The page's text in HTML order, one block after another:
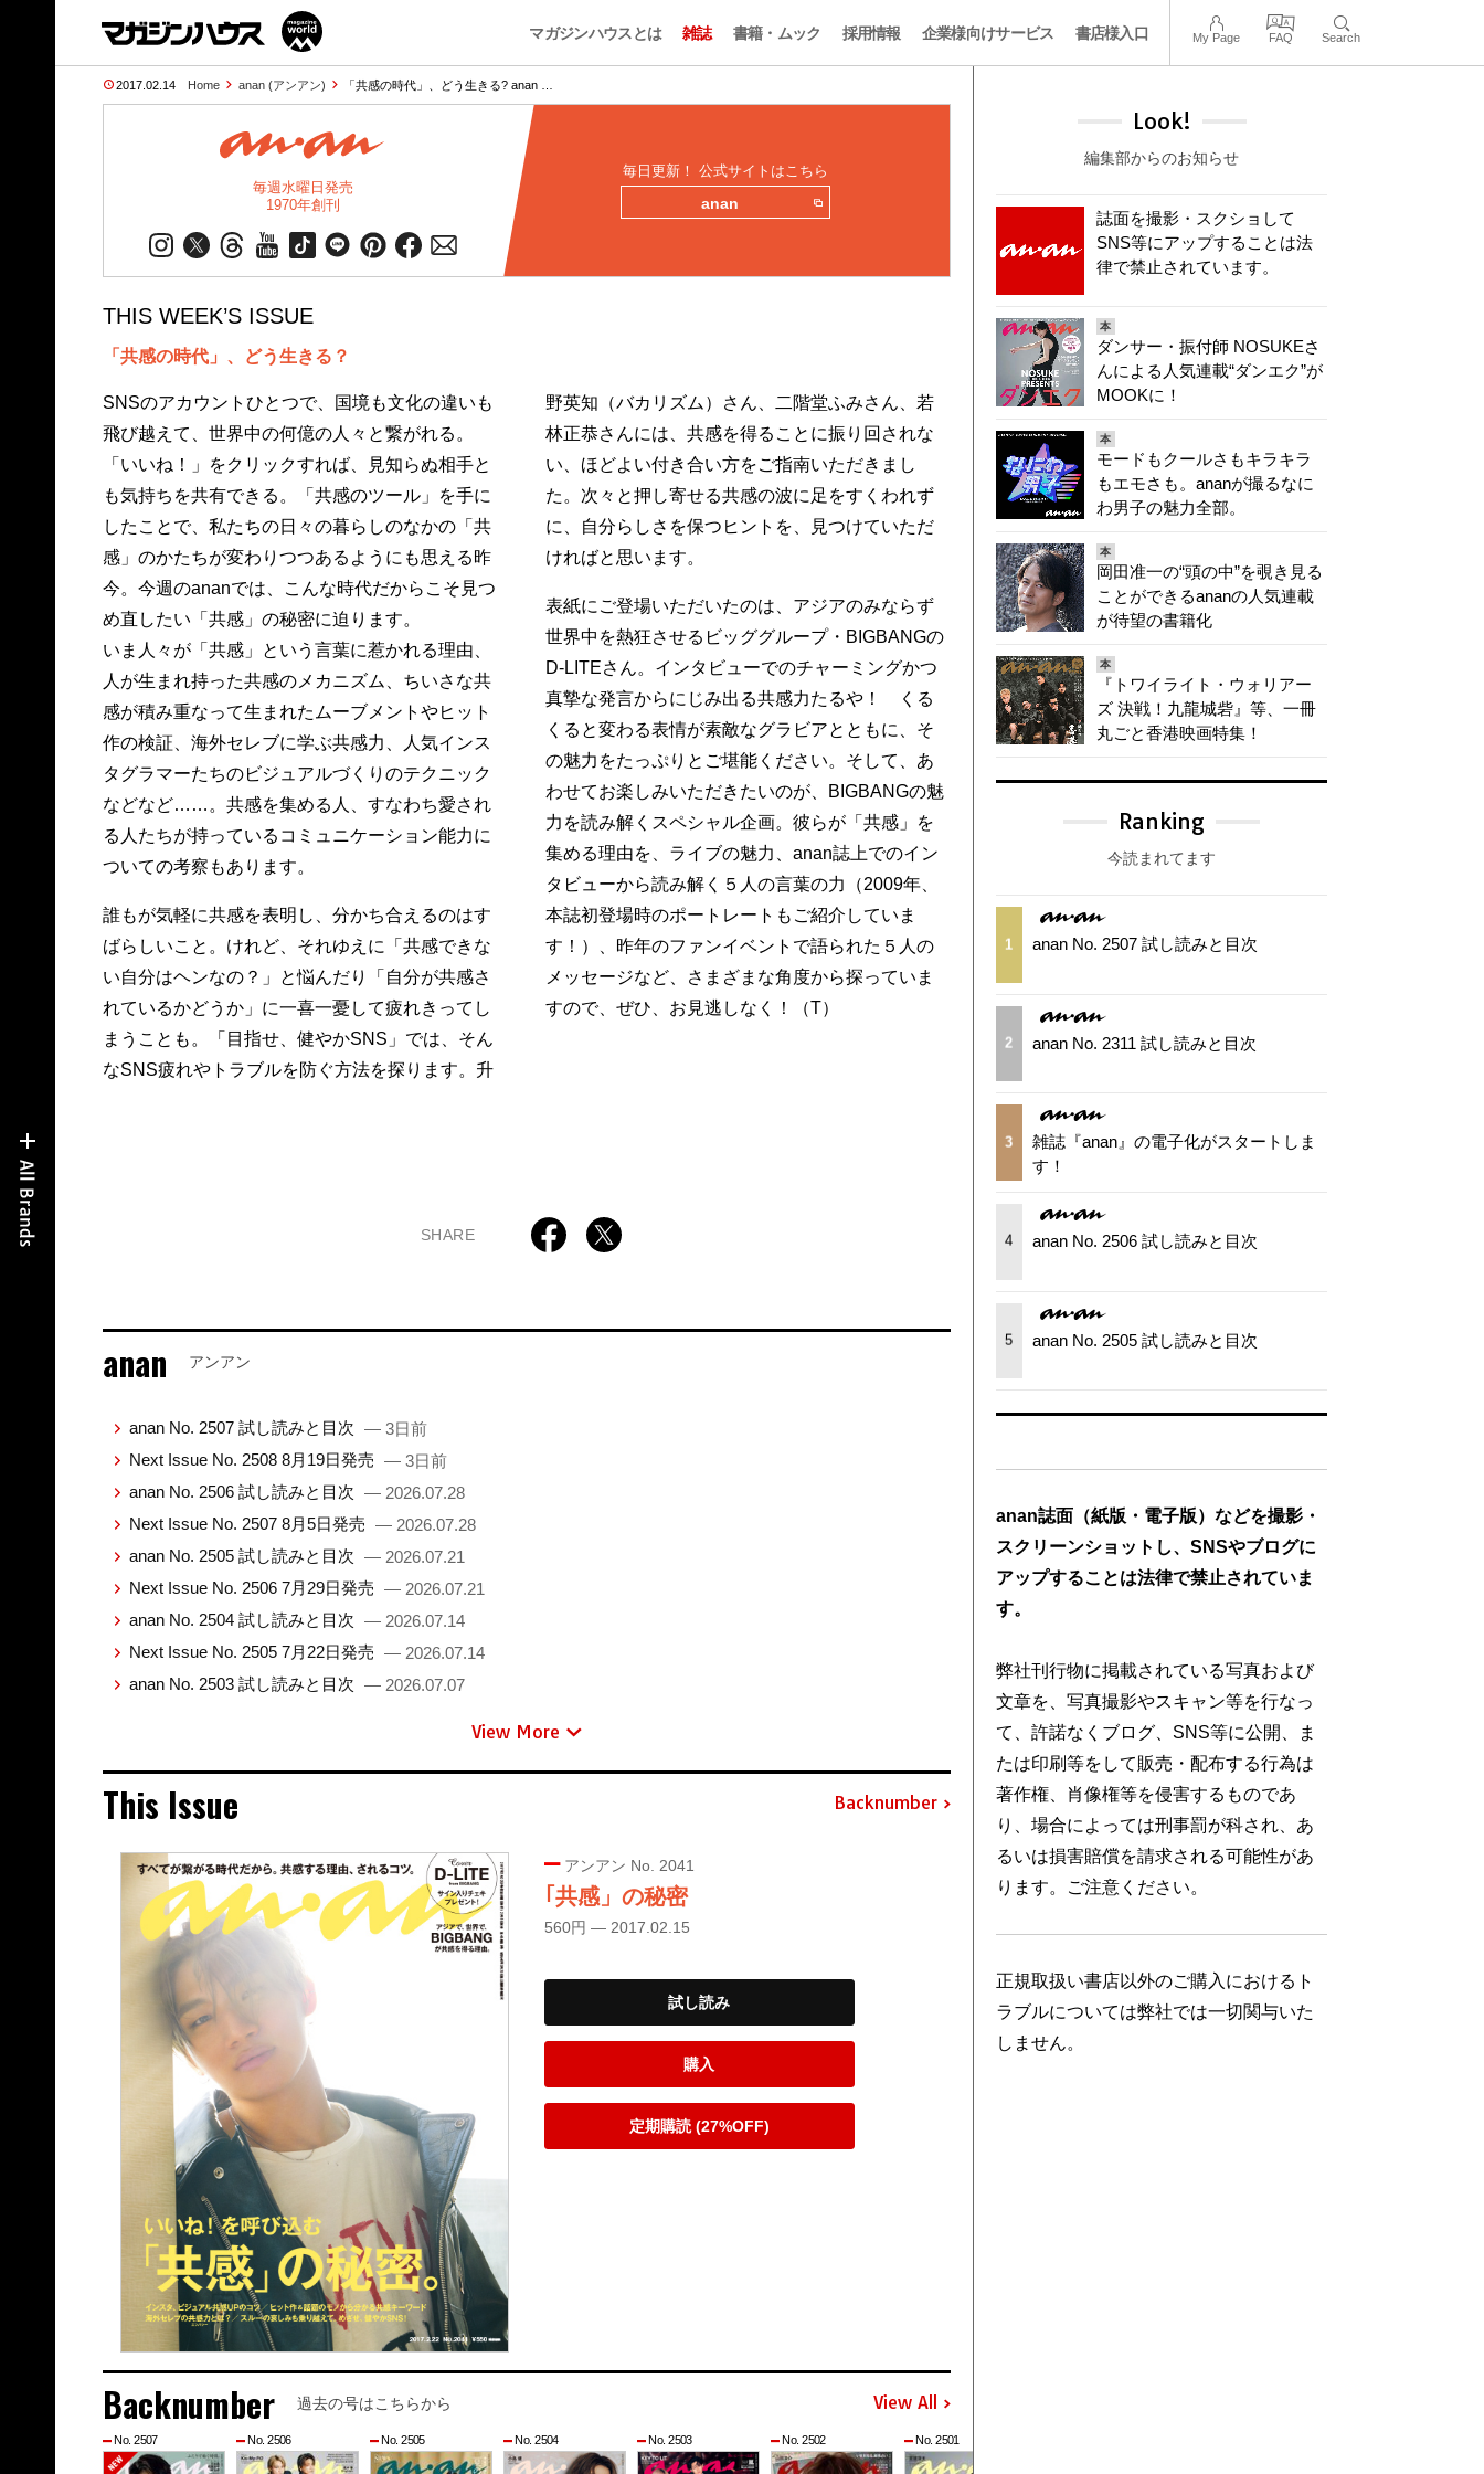
マガジンハウスとは 雑誌 書籍・ムック 採用情報 企業様向けサービス 書店様入口 My Page FAQ Search
2017.02.14 Home anan (アンアン) 「共感の時代」、どう生きる? anan …
毎週水曜日発売
1970年創刊
毎日更新！ 公式サイトはこちら
anan
THIS WEEK’S ISSUE
「共感の時代」、どう生きる？
SNSのアカウントひとつで、国境も文化の違いも
飛び越えて、世界中の何億の人々と繋がれる。
「いいね！」をクリックすれば、見知らぬ相手と
も気持ちを共有できる。「共感のツール」を手に
したことで、私たちの日々の暮らしのなかの「共
感」のかたちが変わりつつあるようにも思える昨
今。今週のananでは、こんな時代だからこそ見つ
め直したい「共感」の秘密に迫ります。
いま人々が「共感」という言葉に惹かれる理由、
人が生まれ持った共感のメカニズム、ちいさな共
感が積み重なって生まれたムーブメントやヒット
作の検証、海外セレブに学ぶ共感力、人気インス
タグラマーたちのビジュアルづくりのテクニック
などなど……。共感を集める人、すなわち愛され
る人たちが持っているコミュニケーション能力に
ついての考察もあります。
誰もが気軽に共感を表明し、分かち合えるのはす
ばらしいこと。けれど、それゆえに「共感できな
い自分はヘンなの？」と悩んだり「自分が共感さ
れているかどうか」に一喜一憂して疲れきってし
まうことも。「目指せ、健やかSNS」では、そん
なSNS疲れやトラブルを防ぐ方法を探ります。升
野英知（バカリズム）さん、二階堂ふみさん、若
林正恭さんには、共感を得ることに振り回されな
い、ほどよい付き合い方をご指南いただきまし
た。次々と押し寄せる共感の波に足をすくわれず
に、自分らしさを保つヒントを、見つけていただ
ければと思います。
表紙にご登場いただいたのは、アジアのみならず
世界中を熱狂させるビッググループ・BIGBANGの
D-LITEさん。インタビューでのチャーミングかつ
真摯な発言からにじみ出る共感力たるや！ くる
くると変わる表情が素敵なグラビアとともに、そ
の魅力をたっぷりとご堪能ください。そして、あ
わせてお楽しみいただきたいのが、BIGBANGの魅
力を読み解くスペシャル企画。彼らが「共感」を
集める理由を、ライブの魅力、anan誌上でのイン
タビューから読み解く５人の言葉の力（2009年、
本誌初登場時のポートレートもご紹介していま
す！）、昨年のファンイベントで語られた５人の
メッセージなど、さまざまな角度から探っていま
すので、ぜひ、お見逃しなく！（T）
SHARE
anan アンアン
anan No. 2507 試し読みと目次 — 3日前
Next Issue No. 2508 8月19日発売 — 3日前
anan No. 2506 試し読みと目次 — 2026.07.28
Next Issue No. 2507 8月5日発売 — 2026.07.28
anan No. 2505 試し読みと目次 — 2026.07.21
Next Issue No. 2506 7月29日発売 — 2026.07.21
anan No. 2504 試し読みと目次 — 2026.07.14
Next Issue No. 2505 7月22日発売 — 2026.07.14
anan No. 2503 試し読みと目次 — 2026.07.07
View More
This Issue Backnumber
アンアン No. 2041
｢共感」の秘密
560円 — 2017.02.15
試し読み
購入
定期購読 (27%OFF)
Backnumber 過去の号はこちらから View All
No. 2507 No. 2506 No. 2505 No. 2504 No. 2503 No. 2502 No. 2501
Look!
編集部からのお知らせ
誌面を撮影・スクショして
SNS等にアップすることは法
律で禁止されています。
本
ダンサー・振付師 NOSUKEさ
んによる人気連載“ダンエク”が
MOOKに！
本
モードもクールさもキラキラ
もエモさも。ananが撮るなに
わ男子の魅力全部。
本
岡田准一の“頭の中”を覗き見る
ことができるananの人気連載
が待望の書籍化
本
『トワイライト・ウォリアー
ズ 決戦！九龍城砦』等、一冊
丸ごと香港映画特集！
Ranking
今読まれてます
1 anan No. 2507 試し読みと目次
2 anan No. 2311 試し読みと目次
3
雑誌『anan』の電子化がスタートしま
す！
4 anan No. 2506 試し読みと目次
5 anan No. 2505 試し読みと目次
anan誌面（紙版・電子版）などを撮影・
スクリーンショットし、SNSやブログに
アップすることは法律で禁止されていま
す。
弊社刊行物に掲載されている写真および
文章を、写真撮影やスキャン等を行なっ
て、許諾なくブログ、SNS等に公開、ま
たは印刷等をして販売・配布する行為は
著作権、肖像権等を侵害するものであ
り、場合によっては刑事罰が科され、あ
るいは損害賠償を請求される可能性があ
ります。ご注意ください。
正規取扱い書店以外のご購入におけるト
ラブルについては弊社では一切関与いた
しません。